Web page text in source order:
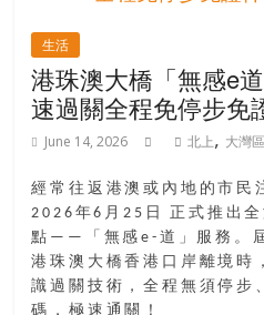
以
後，
迎
來
人
生
下
半
場，
金
生活
港珠澳大橋「無感e
速過關全程免停步免
June 14, 2026 北上, 大灣區
經常往返港澳或內地的市民
2026年6月25日 正式推出
點——「無感e-道」服務。
港珠澳大橋香港口岸離境時
識過關技術，全程無須停步
碼，極速通關！